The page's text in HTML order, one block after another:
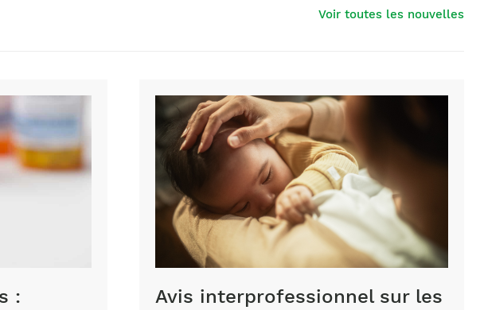
Voir toutes les nouvelles
:
Avis interprofessionnel sur les